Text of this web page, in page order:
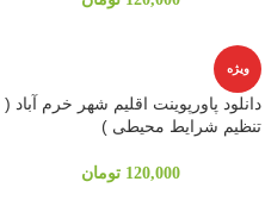
ویژه
دانلود پاورپوینت اقلیم شهر خرم آباد (
تنظیم شرایط محیطی )
120,000 تومان